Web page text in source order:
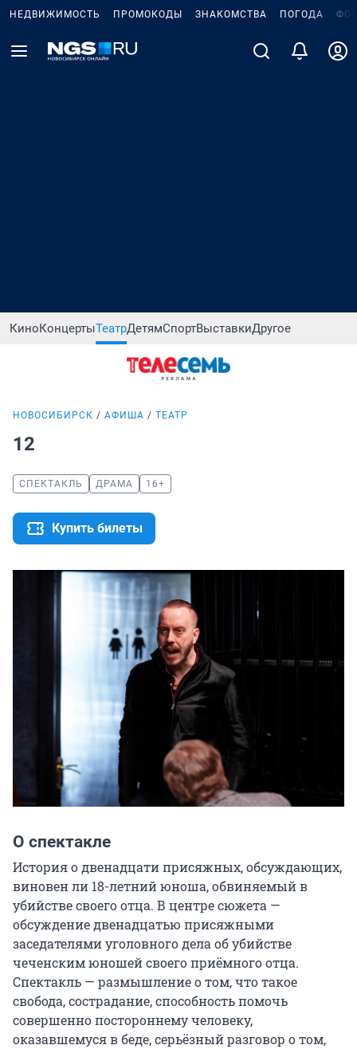
НЕДВИЖИМОСТЬ ПРОМОКОДЫ ЗНАКОМСТВА ПОГОДА
КиноКонцертыТеатрДетямСпортВыставкиДругое
НОВОСИБИРСК АФИША ТЕАТР
12
СПЕКТАКЛЬ ДРАМА 16+
Купить билеты
О спектакле
История о двенадцати присяжных, обсуждающих,
виновен ли 18-летний юноша, обвиняемый в
убийстве своего отца. В центре сюжета —
обсуждение двенадцатью присяжными
заседателями уголовного дела об убийстве
чеченским юношей своего приёмного отца.
Спектакль — размышление о том, что такое
свобода, сострадание, способность помочь
совершенно постороннему человеку,
оказавшемуся в беде, серьёзный разговор о том,